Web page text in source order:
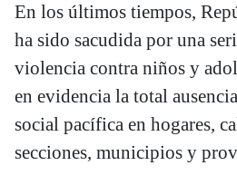
En los últimos tiempos,
ha sido sacudida por una
violencia contra niños y
en evidencia la total
social pacífica en hogares,
secciones, municipios y